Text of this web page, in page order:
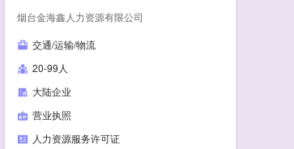
烟台金海鑫人力资源有限公司
交通/运输/物流
20-99人
大陆企业
营业执照
人力资源服务许可证